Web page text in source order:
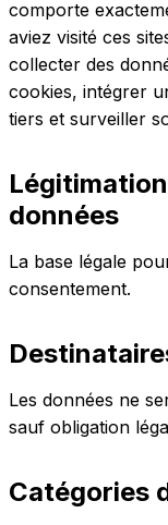
comporte
aviez visité ces
collecter des
cookies, intégrer
tiers et surveiller
données
La base légale
consentement.
Les données ne
sauf obligation
Catégories